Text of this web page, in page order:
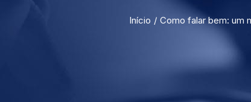
Início Como falar bem: um